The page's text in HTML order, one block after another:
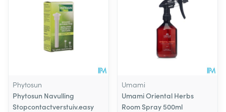
Phytosun
Phytosun Navulling
Stopcontactverstuiv.easy
Umami
Umami Oriental Herbs
Room Spray 500ml